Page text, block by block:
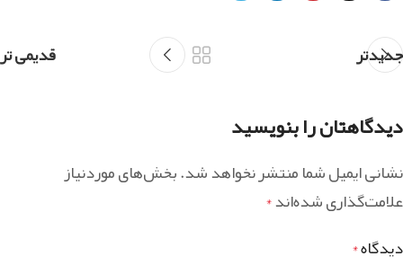
جدیدتر قدیمی تر
دیدگاهتان را بنویسید
نشانی ایمیل شما منتشر نخواهد شد.بخش‌های موردنیاز
علامت‌گذاری شده‌اند*
دیدگاه*